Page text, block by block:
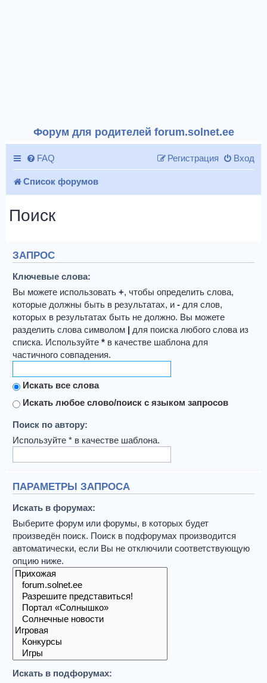
Форум для родителей forum.solnet.ee
FAQ Вход
Регистрация
Список форумов
Поиск
ЗАПРОС
Ключевые слова:
Вы можете использовать +, чтобы определить слова,
которые должны быть в результатах, и - для слов,
которых в результатах быть не должно. Вы можете
разделить слова символом | для поиска любого слова из
списка. Используйте * в качестве шаблона для
частичного совпадения.
Искать все слова
Искать любое слово/поиск с языком запросов
Поиск по автору:
Используйте * в качестве шаблона.
ПАРАМЕТРЫ ЗАПРОСА
Искать в форумах:
Выберите форум или форумы, в которых будет
произведён поиск. Поиск в подфорумах производится
автоматически, если Вы не отключили соответствующую
опцию ниже.
Искать в подфорумах: